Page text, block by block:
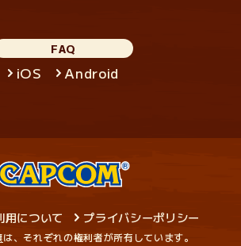
FAQ
iOS Android
用について プライバシーポリシー
は、それぞれの権利者が所有しています。